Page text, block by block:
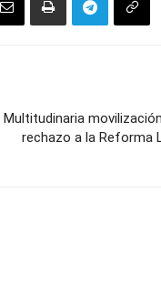
Multitudinaria
rechazo a la Reforma